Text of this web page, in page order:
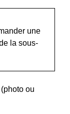
une
la sous-
ou